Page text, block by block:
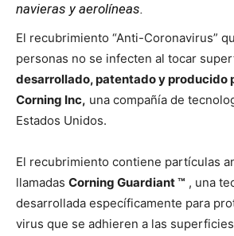
navieras y aerolíneas.
El recubrimiento “Anti-Coronavirus”
personas no se infecten al tocar
desarrollado, patentado y producido
Corning Inc, una compañía de
Estados Unidos.
El recubrimiento contiene partículas
llamadas Corning Guardiant ™ , una
desarrollada específicamente para
virus que se adhieren a las